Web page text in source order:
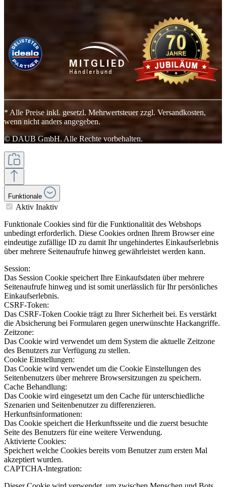
* Alle Preise inkl. gesetzl. Mehrwertsteuer zzgl. Versandkosten,
wenn nicht anders angegeben.
© DAUB GmbH. Alle Rechte vorbehalten.
Funktionale
Aktiv Inaktiv
Funktionale Cookies sind für die Funktionalität des Webshops
unbedingt erforderlich. Diese Cookies ordnen Ihrem Browser eine
eindeutige zufällige ID zu damit Ihr ungehindertes Einkaufserlebnis
über mehrere Seitenaufrufe hinweg gewährleistet werden kann.
Session:
Das Session Cookie speichert Ihre Einkaufsdaten über mehrere
Seitenaufrufe hinweg und ist somit unerlässlich für Ihr persönliches
Einkaufserlebnis.
CSRF-Token:
Das CSRF-Token Cookie trägt zu Ihrer Sicherheit bei. Es verstärkt
die Absicherung bei Formularen gegen unerwünschte Hackangriffe.
Zeitzone:
Das Cookie wird verwendet um dem System die aktuelle Zeitzone
des Benutzers zur Verfügung zu stellen.
Cookie Einstellungen:
Das Cookie wird verwendet um die Cookie Einstellungen des
Seitenbenutzers über mehrere Browsersitzungen zu speichern.
Cache Behandlung:
Das Cookie wird eingesetzt um den Cache für unterschiedliche
Szenarien und Seitenbenutzer zu differenzieren.
Herkunftsinformationen:
Das Cookie speichert die Herkunftsseite und die zuerst besuchte
Seite des Benutzers für eine weitere Verwendung.
Aktivierte Cookies:
Speichert welche Cookies bereits vom Benutzer zum ersten Mal
akzeptiert wurden.
CAPTCHA-Integration: